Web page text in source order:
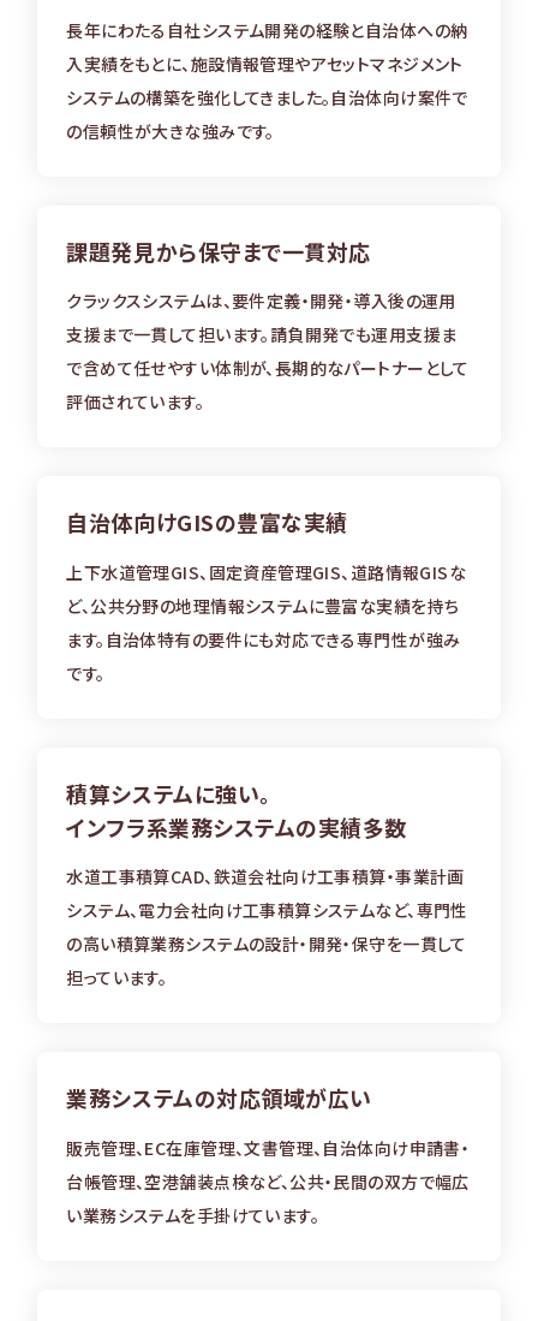
長年にわたる自社システム開発の経験と自治体への納
入実績をもとに、施設情報管理やアセットマネジメント
システムの構築を強化してきました。自治体向け案件で
の信頼性が大きな強みです。
課題発見から保守まで一貫対応
クラックスシステムは、要件定義・開発・導入後の運用
支援まで一貫して担います。請負開発でも運用支援ま
で含めて任せやすい体制が、長期的なパートナーとして
評価されています。
自治体向けGISの豊富な実績
上下水道管理GIS、固定資産管理GIS、道路情報GISな
ど、公共分野の地理情報システムに豊富な実績を持ち
ます。自治体特有の要件にも対応できる専門性が強み
です。
積算システムに強い。
インフラ系業務システムの実績多数
水道工事積算CAD、鉄道会社向け工事積算・事業計画
システム、電力会社向け工事積算システムなど、専門性
の高い積算業務システムの設計・開発・保守を一貫して
担っています。
業務システムの対応領域が広い
販売管理、EC在庫管理、文書管理、自治体向け申請書・
台帳管理、空港舗装点検など、公共・民間の双方で幅広
い業務システムを手掛けています。